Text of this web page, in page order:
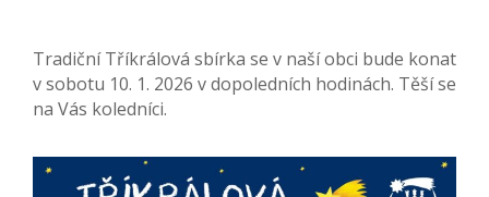
Tradiční Tříkrálová sbírka se v naší obci bude konat
v sobotu 10. 1. 2026 v dopoledních hodinách. Těší se
na Vás koledníci.